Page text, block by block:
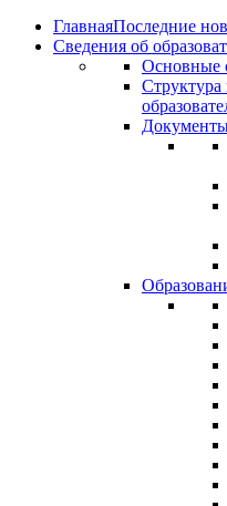
ГлавнаяПоследние
Сведения об
Основные